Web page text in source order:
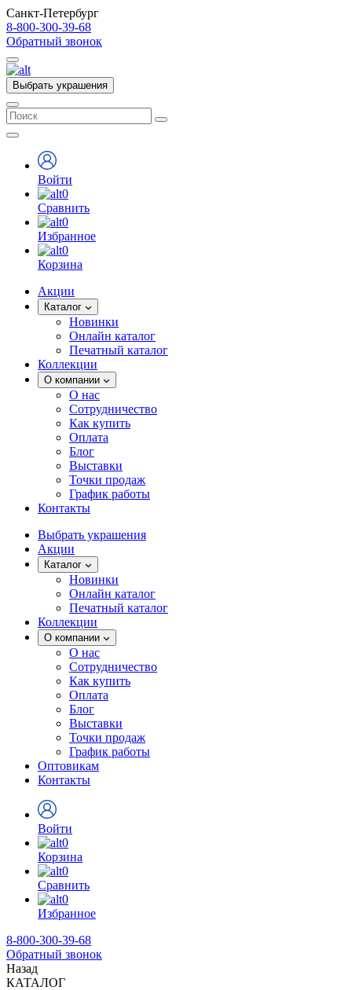
Санкт-Петербург
8-800-300-39-68
Обратный звонок
Выбрать украшения
Войти
0
Сравнить
0
Избранное
0
Корзина
Акции
Каталог
Новинки
Онлайн каталог
Печатный каталог
Коллекции
О компании
О нас
Сотрудничество
Как купить
Оплата
Блог
Выставки
Точки продаж
График работы
Контакты
Выбрать украшения
Акции
Каталог
Новинки
Онлайн каталог
Печатный каталог
Коллекции
О компании
О нас
Сотрудничество
Как купить
Оплата
Блог
Выставки
Точки продаж
График работы
Оптовикам
Контакты
Войти
0
Корзина
0
Сравнить
0
Избранное
8-800-300-39-68
Обратный звонок
Назад
КАТАЛОГ